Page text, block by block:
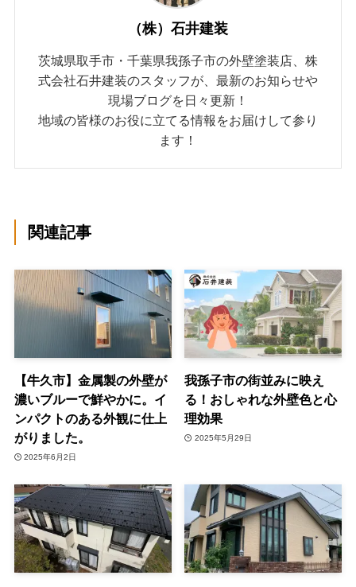
（株）石井建装
茨城県取手市・千葉県我孫子市の外壁塗装店、株
式会社石井建装のスタッフが、最新のお知らせや
現場ブログを日々更新！
地域の皆様のお役に立てる情報をお届けして参り
ます！
関連記事
【牛久市】金属製の外壁が
濃いブルーで鮮やかに。イ
ンパクトのある外観に仕上
がりました。
2025年6月2日
我孫子市の街並みに映え
る！おしゃれな外壁色と心
理効果
2025年5月29日